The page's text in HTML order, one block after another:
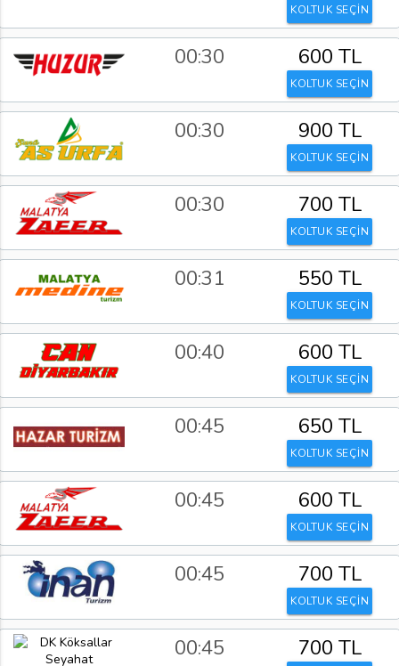
KOLTUK SEÇİN
00:30 600 TL
KOLTUK SEÇİN
00:30 900 TL
KOLTUK SEÇİN
00:30 700 TL
KOLTUK SEÇİN
00:31 550 TL
KOLTUK SEÇİN
00:40 600 TL
KOLTUK SEÇİN
00:45 650 TL
KOLTUK SEÇİN
00:45 600 TL
KOLTUK SEÇİN
00:45 700 TL
KOLTUK SEÇİN
00:45 700 TL